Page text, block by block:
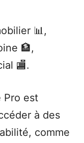
📊,
🏦,
🏬.
Pro est
à des
comme